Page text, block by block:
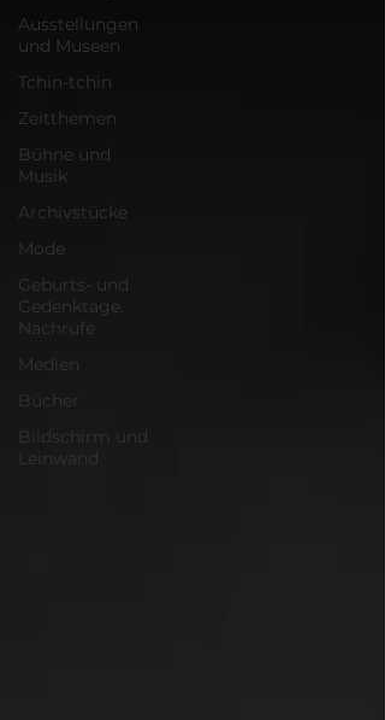
Ausstellungen
und Museen
Tchin-tchin
Zeitthemen
Bühne und
Musik
Archivstücke
Mode
Geburts- und
Gedenktage,
Nachrufe
Medien
Bücher
Bildschirm und
Leinwand